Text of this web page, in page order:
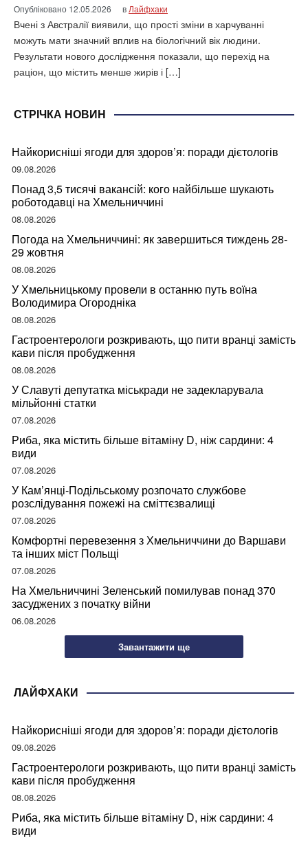
Опубліковано 12.05.2026 в Лайфхаки
Вчені з Австралії виявили, що прості зміни в харчуванні
можуть мати значний вплив на біологічний вік людини.
Результати нового дослідження показали, що перехід на
раціон, що містить менше жирів і […]
СТРІЧКА НОВИН
Найкорисніші ягоди для здоров’я: поради дієтологів
09.08.2026
Понад 3,5 тисячі вакансій: кого найбільше шукають
роботодавці на Хмельниччині
08.08.2026
Погода на Хмельниччині: як завершиться тиждень 28-
29 жовтня
08.08.2026
У Хмельницькому провели в останню путь воїна
Володимира Огородніка
08.08.2026
Гастроентерологи розкривають, що пити вранці замість
кави після пробудження
08.08.2026
У Славуті депутатка міськради не задекларувала
мільйонні статки
07.08.2026
Риба, яка містить більше вітаміну D, ніж сардини: 4
види
07.08.2026
У Кам’янці-Подільському розпочато службове
розслідування пожежі на сміттєзвалищі
07.08.2026
Комфортні перевезення з Хмельниччини до Варшави
та інших міст Польщі
07.08.2026
На Хмельниччині Зеленський помилував понад 370
засуджених з початку війни
06.08.2026
Завантажити ще
ЛАЙФХАКИ
Найкорисніші ягоди для здоров’я: поради дієтологів
09.08.2026
Гастроентерологи розкривають, що пити вранці замість
кави після пробудження
08.08.2026
Риба, яка містить більше вітаміну D, ніж сардини: 4
види